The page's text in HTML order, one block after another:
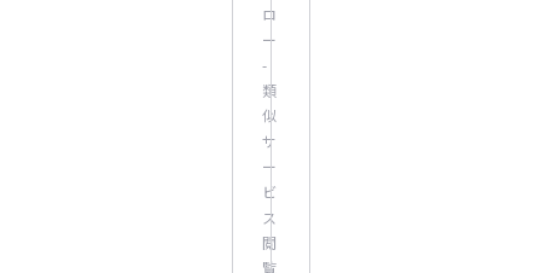
ロ
ー
-
類
似
サ
ー
ビ
ス
閲
覧